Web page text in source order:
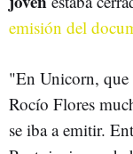
emisión del
"En Unicorn, que
Rocío Flores
se iba a emitir.